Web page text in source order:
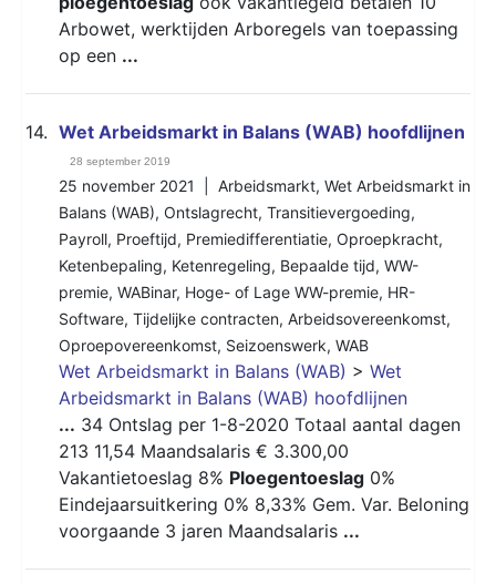
Arbowet, werktijden Arboregels van toepassing
op een ...
14. Wet Arbeidsmarkt in Balans (WAB) hoofdlijnen
28 september 2019
25 november 2021 | Arbeidsmarkt, Wet Arbeidsmarkt in
Balans (WAB), Ontslagrecht, Transitievergoeding,
Payroll, Proeftijd, Premiedifferentiatie, Oproepkracht,
Ketenbepaling, Ketenregeling, Bepaalde tijd, WW-
premie, WABinar, Hoge- of Lage WW-premie, HR-
Software, Tijdelijke contracten, Arbeidsovereenkomst,
Oproepovereenkomst, Seizoenswerk, WAB
Wet Arbeidsmarkt in Balans (WAB) > Wet
Arbeidsmarkt in Balans (WAB) hoofdlijnen
... 34 Ontslag per 1-8-2020 Totaal aantal dagen
213 11,54 Maandsalaris € 3.300,00
Vakantietoeslag 8% Ploegentoeslag 0%
Eindejaarsuitkering 0% 8,33% Gem. Var. Beloning
voorgaande 3 jaren Maandsalaris ...